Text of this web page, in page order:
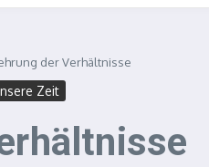
der Verhältnisse
Zeit